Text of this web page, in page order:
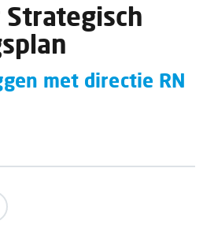
met directie RN